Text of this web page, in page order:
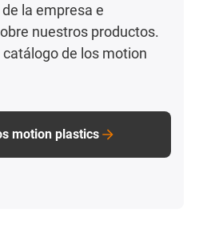
la empresa e
nuestros productos.
de los motion
motion plastics